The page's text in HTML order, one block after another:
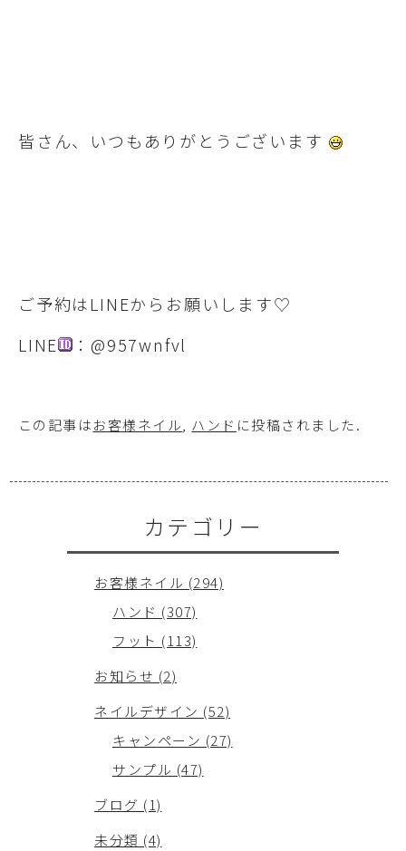
皆さん、いつもありがとうございます
ご予約はLINEからお願いします♡
LINE
：@957wnfvl
この記事はお客様ネイル, ハンド に投稿されました.
カテゴリー
お客様ネイル (294)
ハンド (307)
フット (113)
お知らせ (2)
ネイルデザイン (52)
キャンペーン (27)
サンプル (47)
ブログ (1)
未分類 (4)